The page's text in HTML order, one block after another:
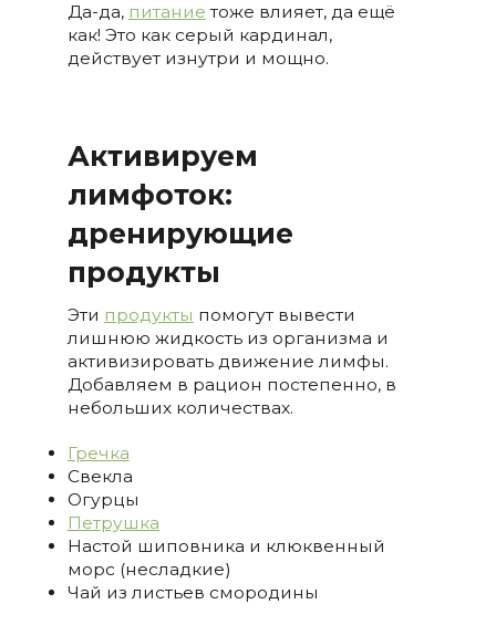
Да-да, питание тоже влияет, да ещё
как! Это как серый кардинал,
действует изнутри и мощно.
Активируем
лимфоток:
дренирующие
продукты
Эти продукты помогут вывести
лишнюю жидкость из организма и
активизировать движение лимфы.
Добавляем в рацион постепенно, в
небольших количествах.
Гречка
Свекла
Огурцы
Петрушка
Настой шиповника и клюквенный
морс (несладкие)
Чай из листьев смородины